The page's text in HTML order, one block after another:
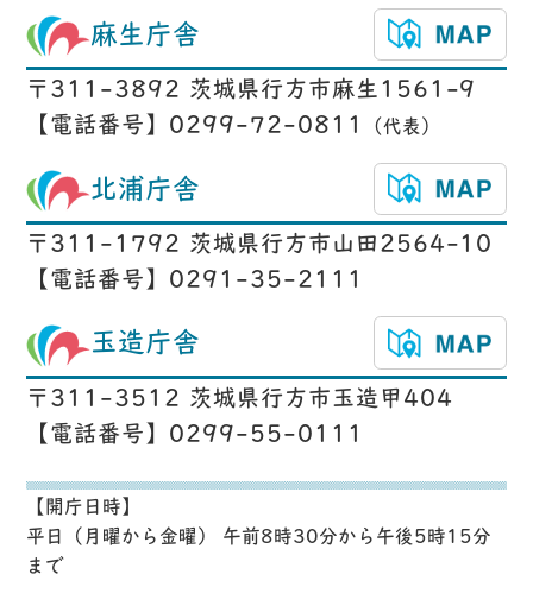
麻生庁舎
〒311-3892 茨城県行方市麻生1561-9
【電話番号】0299-72-0811
（代表）
北浦庁舎
〒311-1792 茨城県行方市山田2564-10
【電話番号】0291-35-2111
玉造庁舎
〒311-3512 茨城県行方市玉造甲404
【電話番号】0299-55-0111
【開庁日時】
平日（月曜から金曜） 午前8時30分から午後5時15分
まで